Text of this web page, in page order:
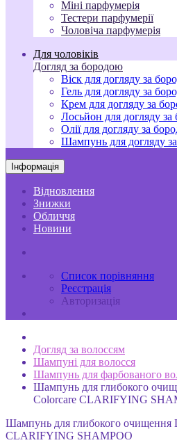
Міні парфумерія
Тестери парфумерії
Чоловіча парфумерія
Для чоловіків
Догляд за бородою
Віск для догляду за
Гель для догляду за
Крем для догляду за
Лосьйон для догляду
Олії для догляду за
Шампунь для догляду
Інформація
Відновлення
Знижки
Обличчя
Новини
Список порівняння
Реєстрація
Авторизація
Догляд за волоссям
Шампуні для волосся
Шампунь для фарбованого
Шампунь для глибокого
Colorcare CLARIFYING
Шампунь для глибокого очищення
CLARIFYING SHAMPOO